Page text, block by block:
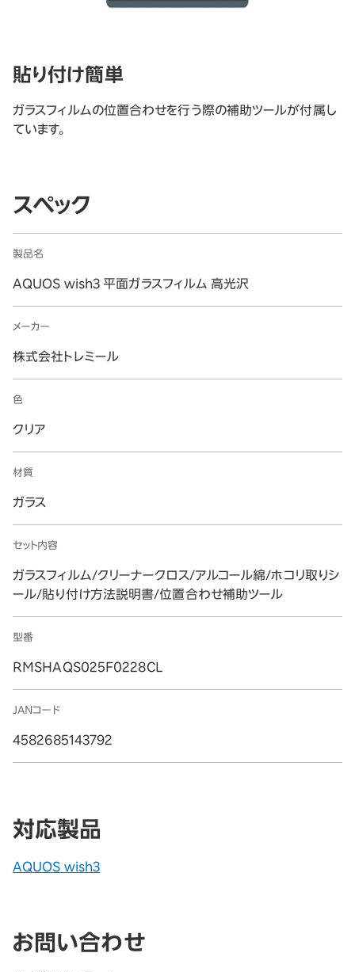
貼り付け簡単
ガラスフィルムの位置合わせを行う際の補助ツールが付属し
ています。
スペック
製品名
AQUOS wish3 平面ガラスフィルム 高光沢
メーカー
株式会社トレミール
色
クリア
材質
ガラス
セット内容
ガラスフィルム/クリーナークロス/アルコール綿/ホコリ取りシ
ール/貼り付け方法説明書/位置合わせ補助ツール
型番
RMSHAQS025F0228CL
JANコード
4582685143792
対応製品
AQUOS wish3
お問い合わせ